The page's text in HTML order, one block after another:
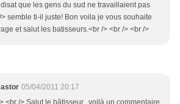
que les gens du sud ne travaillaient pas
semble ti-il juste! Bon voila je vous souhaite
et salut les batisseurs.<br /> <br /> <br />
05/04/2011 20:17
<br /> Salut le bâtisseur...voilà un commentaire